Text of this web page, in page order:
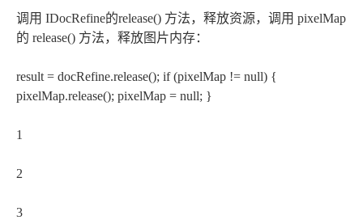
调用 IDocRefine的release() 方法，释放资源，调用 pixelMap
的 release() 方法，释放图片内存：
result = docRefine.release(); if (pixelMap != null) {
pixelMap.release(); pixelMap = null; }
1
2
3